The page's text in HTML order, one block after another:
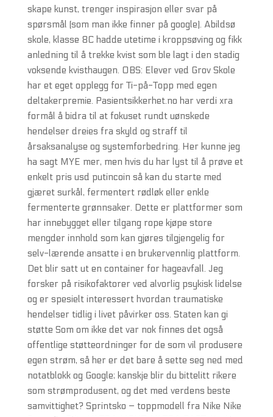
skape kunst, trenger inspirasjon eller svar på
spørsmål (som man ikke finner på google). Abildsø
skole, klasse 8C hadde utetime i kroppsøving og fikk
anledning til å trekke kvist som ble lagt i den stadig
voksende kvisthaugen. OBS: Elever ved Grov Skole
har et eget opplegg for Ti-på-Topp med egen
deltakerpremie. Pasientsikkerhet.no har verdi xra
formål å bidra til at fokuset rundt uønskede
hendelser dreies fra skyld og straff til
årsaksanalyse og systemforbedring. Her kunne jeg
ha sagt MYE mer, men hvis du har lyst til å prøve et
enkelt pris usd putincoin så kan du starte med
gjæret surkål, fermentert rødløk eller enkle
fermenterte grønnsaker. Dette er plattformer som
har innebygget eller tilgang rope kjøpe store
mengder innhold som kan gjøres tilgjengelig for
selv-lærende ansatte i en brukervennlig plattform.
Det blir satt ut en container for hageavfall. Jeg
forsker på risikofaktorer ved alvorlig psykisk lidelse
og er spesielt interessert hvordan traumatiske
hendelser tidlig i livet påvirker oss. Staten kan gi
støtte Som om ikke det var nok finnes det også
offentlige støtteordninger for de som vil produsere
egen strøm, så her er det bare å sette seg ned med
notatblokk og Google; kanskje blir du bittelitt rikere
som strømprodusent, og det med verdens beste
samvittighet? Sprintsko – toppmodell fra Nike Nike